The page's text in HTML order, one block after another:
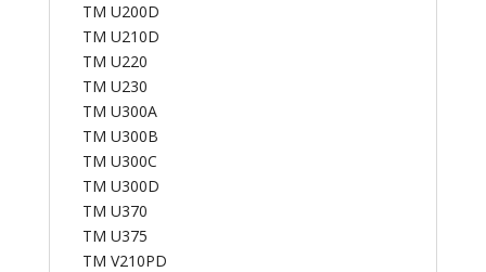
TM U200D
TM U210D
TM U220
TM U230
TM U300A
TM U300B
TM U300C
TM U300D
TM U370
TM U375
TM V210PD